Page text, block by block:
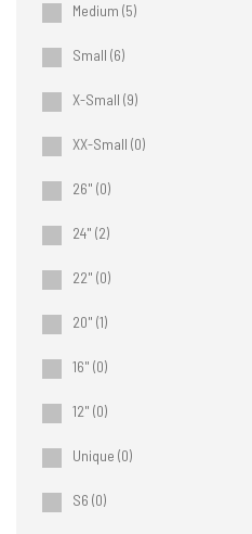
Medium (5)
Small (6)
X-Small (9)
XX-Small (0)
26" (0)
24" (2)
22" (0)
20" (1)
16" (0)
12" (0)
Unique (0)
S6 (0)